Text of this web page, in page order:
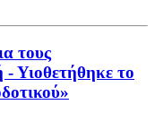
τους
- Υιοθετήθηκε το